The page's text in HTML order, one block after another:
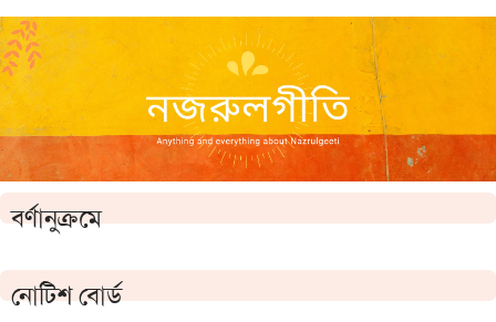
বর্ণানুক্রমে
নোটিশ বোর্ড